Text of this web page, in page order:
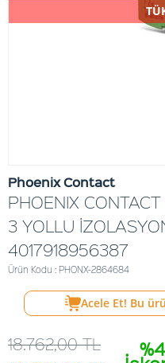
Phoenix Contact
PHOENIX
3 YOLLU
4017918956387
Ürün Kodu : PHONX-2864684
Acele Et! Bu
18.762,00TL